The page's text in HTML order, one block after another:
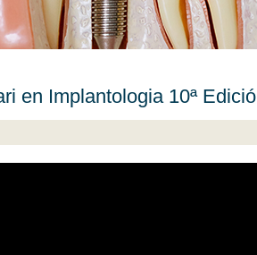
en Implantologia 10ª Edició